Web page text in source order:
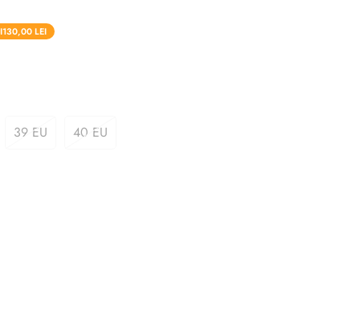
130,00 LEI
39 EU 40 EU